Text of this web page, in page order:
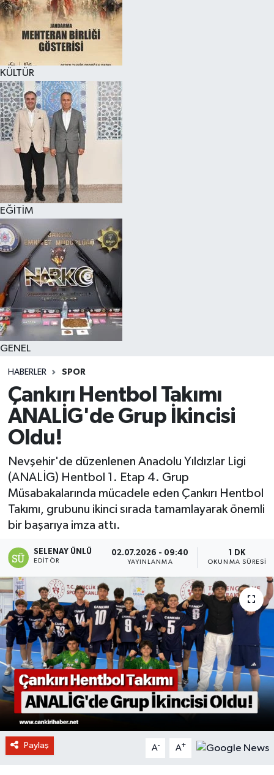
KÜLTÜR
EĞİTİM
GENEL
HABERLER SPOR
Çankırı Hentbol Takımı
ANALİG'de Grup İkincisi
Oldu!
Nevşehir'de düzenlenen Anadolu Yıldızlar Ligi
(ANALİG) Hentbol 1. Etap 4. Grup
Müsabakalarında mücadele eden Çankırı Hentbol
Takımı, grubunu ikinci sırada tamamlayarak önemli
bir başarıya imza attı.
SELENAY ÜNLÜ
EDITÖR
02.07.2026 - 09:40
YAYINLANMA
1 DK
OKUNMA SÜRESI
Paylaş A- A+
KÜLTÜR SANAT
MAGAZİN
SAĞLIK
SİYASET
SPOR
TEKNOLOJİ
VİZYONDAKİLER
YAŞAM